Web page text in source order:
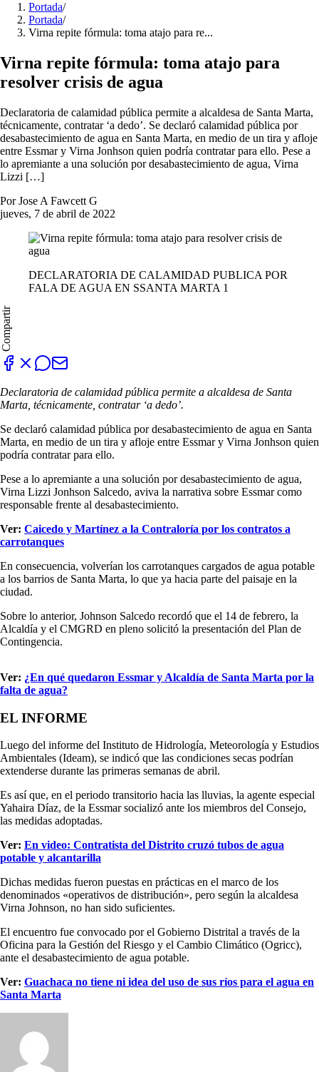
Portada/
Portada/
Virna repite fórmula: toma atajo para re...
Virna repite fórmula: toma atajo para
resolver crisis de agua
Declaratoria de calamidad pública permite a alcaldesa de Santa Marta,
técnicamente, contratar ‘a dedo’. Se declaró calamidad pública por
desabastecimiento de agua en Santa Marta, en medio de un tira y afloje
entre Essmar y Virna Jonhson quien podría contratar para ello. Pese a
lo apremiante a una solución por desabastecimiento de agua, Virna
Lizzi […]
Por Jose A Fawcett G
jueves, 7 de abril de 2022
DECLARATORIA DE CALAMIDAD PUBLICA POR
FALA DE AGUA EN SSANTA MARTA 1
Compartir
Declaratoria de calamidad pública permite a alcaldesa de Santa
Marta, técnicamente, contratar ‘a dedo’.
Se declaró calamidad pública por desabastecimiento de agua en Santa
Marta, en medio de un tira y afloje entre Essmar y Virna Jonhson quien
podría contratar para ello.
Pese a lo apremiante a una solución por desabastecimiento de agua,
Virna Lizzi Jonhson Salcedo, aviva la narrativa sobre Essmar como
responsable frente al desabastecimiento.
Ver: Caicedo y Martínez a la Contraloría por los contratos a
carrotanques
En consecuencia, volverían los carrotanques cargados de agua potable
a los barrios de Santa Marta, lo que ya hacia parte del paisaje en la
ciudad.
Sobre lo anterior, Johnson Salcedo recordó que el 14 de febrero, la
Alcaldía y el CMGRD en pleno solicitó la presentación del Plan de
Contingencia.
Ver: ¿En qué quedaron Essmar y Alcaldía de Santa Marta por la
falta de agua?
EL INFORME
Luego del informe del Instituto de Hidrología, Meteorología y Estudios
Ambientales (Ideam), se indicó que las condiciones secas podrían
extenderse durante las primeras semanas de abril.
Es así que, en el periodo transitorio hacia las lluvias, la agente especial
Yahaira Díaz, de la Essmar socializó ante los miembros del Consejo,
las medidas adoptadas.
Ver: En video: Contratista del Distrito cruzó tubos de agua
potable y alcantarilla
Dichas medidas fueron puestas en prácticas en el marco de los
denominados «operativos de distribución», pero según la alcaldesa
Virna Johnson, no han sido suficientes.
El encuentro fue convocado por el Gobierno Distrital a través de la
Oficina para la Gestión del Riesgo y el Cambio Climático (Ogricc),
ante el desabastecimiento de agua potable.
Ver: Guachaca no tiene ni idea del uso de sus ríos para el agua en
Santa Marta